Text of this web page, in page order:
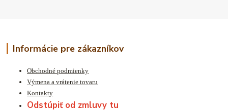
Informácie pre zákazníkov
Obchodné podmienky
Výmena a vrátenie tovaru
Kontakty
Odstúpiť od zmluvy tu